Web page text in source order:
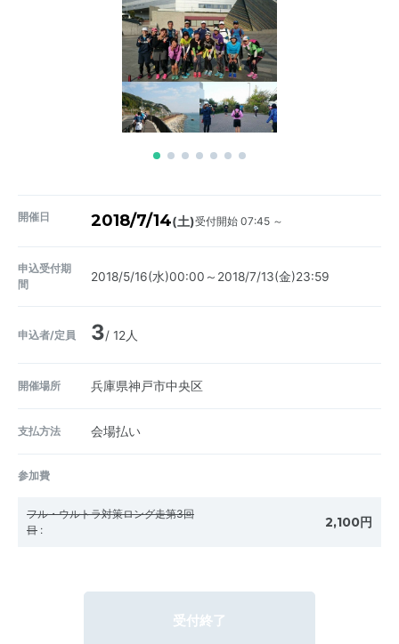
開催日 2018/7/14(土)受付開始 07:45 ～
申込受付期
間
2018/5/16(水)00:00～2018/7/13(金)23:59
申込者/定員 3/ 12人
開催場所 兵庫県神戸市中央区
支払方法 会場払い
参加費
フル・ウルトラ対策ロング走第3回
目 : 2,100円
受付終了